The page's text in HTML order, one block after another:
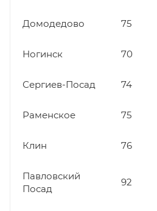
Домодедово 75
Ногинск 70
Сергиев-Посад 74
Раменское 75
Клин 76
Павловский
Посад
92